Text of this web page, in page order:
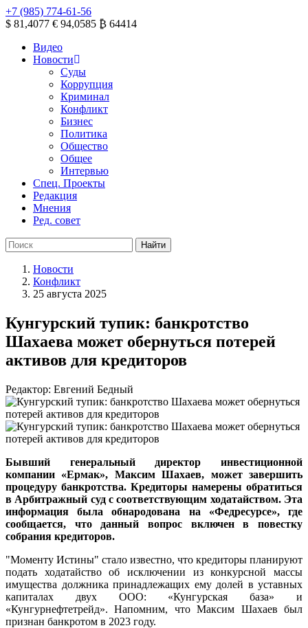
+7 (985) 774-61-56
$ 81,4077 € 94,0585 ₿ 64414
Видео
Новости
Суды
Коррупция
Криминал
Конфликт
Бизнес
Политика
Общество
Общее
Интервью
Спец. Проекты
Редакция
Мнения
Ред. совет
Новости
Конфликт
25 августа 2025
Кунгурский тупик: банкротство
Шахаева может обернуться потерей
активов для кредиторов
Редактор: Евгений Бедный
Бывший генеральный директор инвестиционной
компании «Ермак», Максим Шахаев, может завершить
процедуру банкротства. Кредиторы намерены обратиться
в Арбитражный суд с соответствующим ходатайством. Эта
информация была обнародована на «Федресурсе», где
сообщается, что данный вопрос включен в повестку
собрания кредиторов.
"Моменту Истины" стало известно, что кредиторы планируют
подать ходатайство об исключении из конкурсной массы
имущества должника принадлежащих ему долей в уставных
капиталах двух ООО: «Кунгурская база» и
«Кунгурнефтетрейд». Напомним, что Максим Шахаев был
признан банкротом в 2023 году.